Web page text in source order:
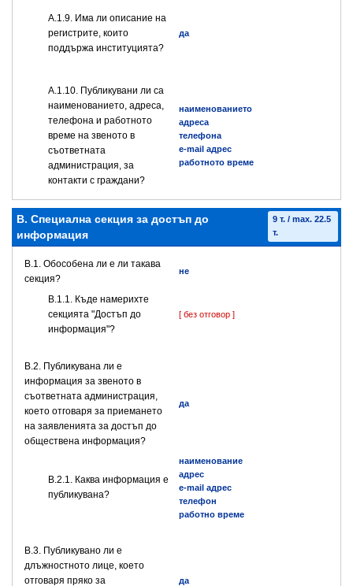
А.1.9. Има ли описание на
регистрите, които
поддържа институцията?
да
А.1.10. Публикувани ли са
наименованието, адреса,
телефона и работното
време на звеното в
съответната
администрация, за
контакти с граждани?
наименованието
адреса
телефона
e-mail адрес
работното време
B. Специална секция за достъп до
информация
9 т. / max. 22.5
т.
В.1. Обособена ли е ли такава
секция?
не
В.1.1. Къде намерихте
секцията "Достъп до
информация"?
[ без отговор ]
В.2. Публикувана ли е
информация за звеното в
съответната администрация,
което отговаря за приемането
на заявленията за достъп до
обществена информация?
да
B.2.1. Каква информация е
публикувана?
наименование
адрес
e-mail адрес
телефон
работно време
В.3. Публикувано ли е
длъжностното лице, което
отговаря пряко за
да